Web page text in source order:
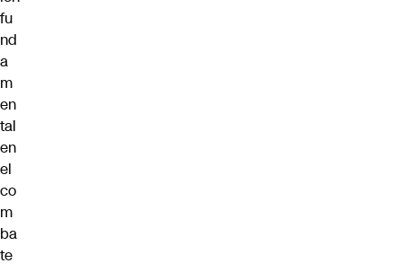
fu
nd
a
m
en
tal
en
el
co
m
ba
te